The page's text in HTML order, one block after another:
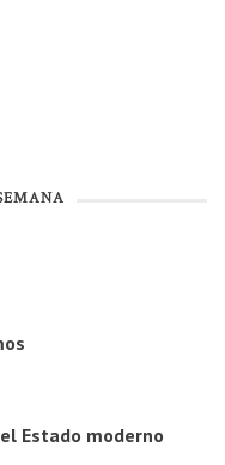
Estado moderno